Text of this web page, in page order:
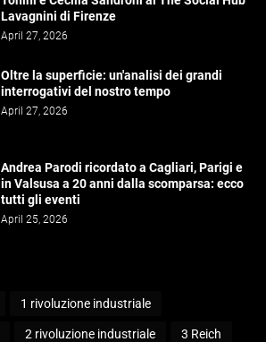
Lavagnini di Firenze
April 27, 2026
Oltre la superficie: un'analisi dei grandi
interrogativi del nostro tempo
April 27, 2026
Andrea Parodi ricordato a Cagliari, Parigi e
in Valsusa a 20 anni dalla scomparsa: ecco
tutti gli eventi
April 25, 2026
1 rivoluzione industriale
2 rivoluzione industriale 3 Reich